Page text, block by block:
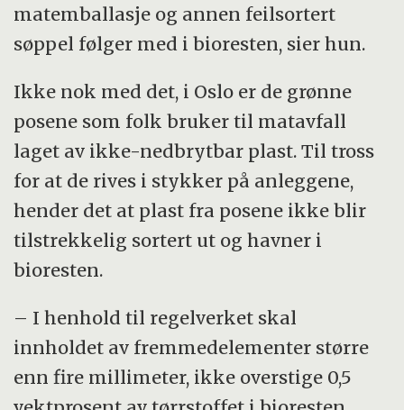
matemballasje og annen feilsortert
søppel følger med i bioresten, sier hun.
Ikke nok med det, i Oslo er de grønne
posene som folk bruker til matavfall
laget av ikke-nedbrytbar plast. Til tross
for at de rives i stykker på anleggene,
hender det at plast fra posene ikke blir
tilstrekkelig sortert ut og havner i
bioresten.
– I henhold til regelverket skal
innholdet av fremmedelementer større
enn fire millimeter, ikke overstige 0,5